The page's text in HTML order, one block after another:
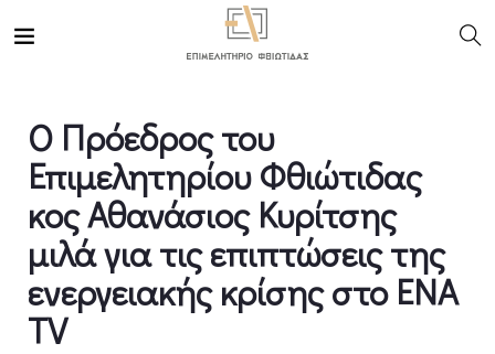
O Πρόεδρος του
Επιμελητηρίου Φθιώτιδας
κος Αθανάσιος Κυρίτσης
μιλά για τις επιπτώσεις της
ενεργειακής κρίσης στο ΕΝΑ
ΤV